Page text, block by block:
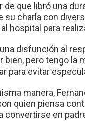
de que libró una
su charla con
hospital para
disfunción al
bien, pero tengo la
para evitar
manera,
quien piensa
convertirse en